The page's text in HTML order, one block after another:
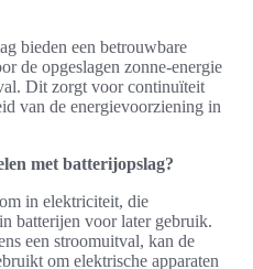
bieden een betrouwbare
de opgeslagen zonne-energie
Dit zorgt voor continuïteit
van de energievoorziening in
met batterijopslag?
in elektriciteit, die
batterijen voor later gebruik.
een stroomuitval, kan de
om elektrische apparaten